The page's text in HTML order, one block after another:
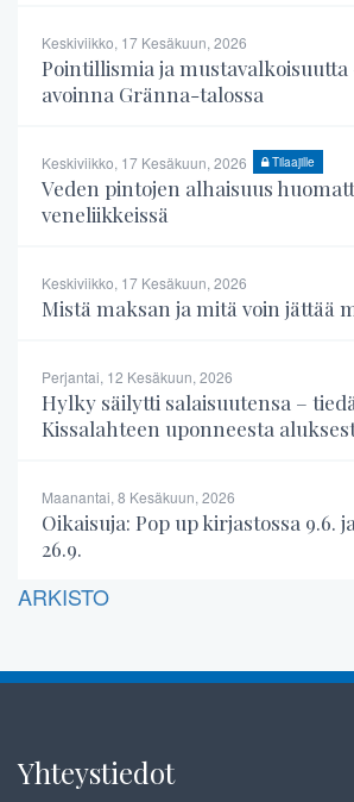
Keskiviikko, 17 Kesäkuun, 2026
Pointillismia ja
avoinna Gränna-talossa
Keskiviikko, 17 Kesäkuun, 2026 Tilaajille
Veden pintojen alhaisuus
veneliikkeissä
Keskiviikko, 17 Kesäkuun, 2026
Mistä maksan ja mitä voin jättää
Perjantai, 12 Kesäkuun, 2026
Hylky säilytti salaisuutensa –
Kissalahteen uponneesta
Maanantai, 8 Kesäkuun, 2026
Oikaisuja: Pop up kirjastossa 9.6.
26.9.
ARKISTO
Yhteystiedot